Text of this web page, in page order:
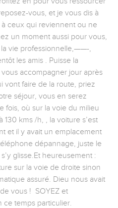
vous, et je vous dis à
ceux qui reviennent ou ne
un moment aussi pour vous,
vie professionnelle,——-,
les amis . Puisse la
accompagner jour après
vont faire de la route, priez
séjour, vous en serez
fois, où sur la voie du milieu
kms /h, , la voiture s’est
et il y avait un emplacement
dépannage, juste le
glisse.Et heureusement :
sur la voie de droite sinon
assuré. Dieu nous avait
vous !  SOYEZ et
ce temps particulier.